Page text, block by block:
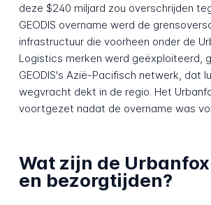
deze $240 miljard zou overschrijden
GEODIS overname werd de
infrastructuur die voorheen onder de
Logistics merken werd geëxploiteerd,
GEODIS's Azië-Pacifisch netwerk, dat
wegvracht dekt in de regio. Het
voortgezet nadat de overname was
Wat zijn de
en bezorgtijden?